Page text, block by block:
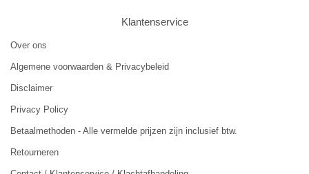
Klantenservice
Over ons
Algemene voorwaarden & Privacybeleid
Disclaimer
Privacy Policy
Betaalmethoden - Alle vermelde prijzen zijn inclusief btw.
Retourneren